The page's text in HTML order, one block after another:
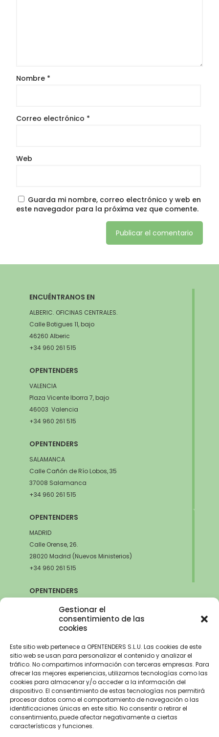
Gestionar el
consentimiento de las
cookies
Este sitio web pertenece a OPENTENDERS S.L.U. Las cookies de este
sitio web se usan para personalizar el contenido y analizar el
tráfico. No compartimos información con terceras empresas. Para
ofrecer las mejores experiencias, utilizamos tecnologías como las
cookies para almacenar y/o acceder a la información del
dispositivo. El consentimiento de estas tecnologías nos permitirá
procesar datos como el comportamiento de navegación o las
identificaciones únicas en este sitio. No consentir o retirar el
consentimiento, puede afectar negativamente a ciertas
características y funciones.
Nombre *
Correo electrónico *
Web
Guarda mi nombre, correo electrónico y web en
este navegador para la próxima vez que comente.
ENCUÉNTRANOS EN
ALBERIC. OFICINAS CENTRALES.
Calle Botigues 11, bajo
46260 Alberic
+34 960 261 515
OPENTENDERS
VALENCIA
Plaza Vicente Iborra 7, bajo
46003 Valencia
+34 960 261 515
OPENTENDERS
SALAMANCA
Calle Cañón de Río Lobos, 35
37008 Salamanca
+34 960 261 515
OPENTENDERS
MADRID
Calle Orense, 26.
28020 Madrid (Nuevos Ministerios)
+34 960 261 515
OPENTENDERS
Avda. de la Innovación, 6
41020 Sevilla
Aviso Legal–Política de Privacidad–Política de Cookies –Trabaja con
nosotros
OPENTENDERS, S.L. ha recibido una ayuda de 2900€ para
electrificación del parque automovilístico dentro del Programa de